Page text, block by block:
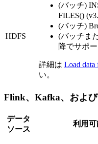
HDFS
(バッチ)
FILES()
(バッチ)
(バッチま
降でサポ
詳細は Load data
い。
Flink、Kafka、およ
データ
ソース
利用